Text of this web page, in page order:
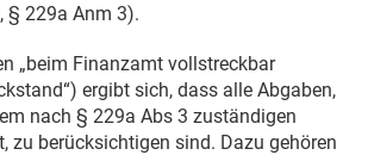
, § 229a Anm 3).
„beim Finanzamt vollstreckbar
ergibt sich, dass alle Abgaben,
nach § 229a Abs 3 zuständigen
zu berücksichtigen sind. Dazu gehören